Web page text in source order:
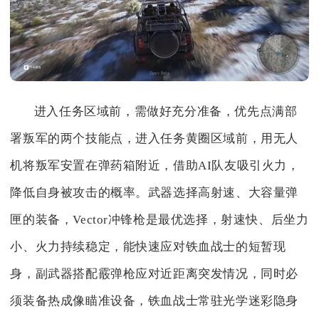
进入任务区域前，需做好充分准备，优先点满部
署叛军的两个技能点，进入任务黄圈区域前，用无人
机将叛军安置在弹药箱附近，借助AI队友吸引火力，
降低自身被攻击的概率。武器选择高射速、大容量弹
匣的装备，Vector冲锋枪是最优选择，射速快、后坐力
小、火力持续稳定，能快速应对铁血战士的短暂现
身，副武器搭配霰弹枪应对近距离突发情况，同时必
须装备热成像瞄准设备，铁血战士常驻光学迷彩隐身